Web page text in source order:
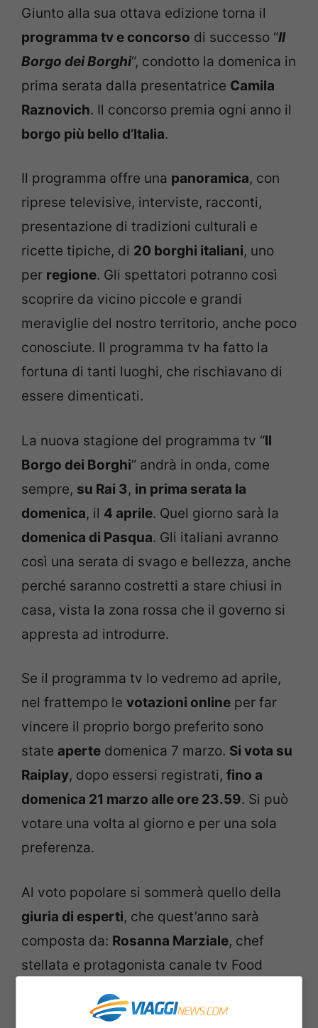
Giunto alla sua ottava edizione torna il
programma tv e concorso di successo “Il
Borgo dei Borghi“, condotto la domenica in
prima serata dalla presentatrice Camila
Raznovich. Il concorso premia ogni anno il
borgo più bello d’Italia.
Il programma offre una panoramica, con
riprese televisive, interviste, racconti,
presentazione di tradizioni culturali e
ricette tipiche, di 20 borghi italiani, uno
per regione. Gli spettatori potranno così
scoprire da vicino piccole e grandi
meraviglie del nostro territorio, anche poco
conosciute. Il programma tv ha fatto la
fortuna di tanti luoghi, che rischiavano di
essere dimenticati.
La nuova stagione del programma tv “Il
Borgo dei Borghi” andrà in onda, come
sempre, su Rai 3, in prima serata la
domenica, il 4 aprile. Quel giorno sarà la
domenica di Pasqua. Gli italiani avranno
così una serata di svago e bellezza, anche
perché saranno costretti a stare chiusi in
casa, vista la zona rossa che il governo si
appresta ad introdurre.
Se il programma tv lo vedremo ad aprile,
nel frattempo le votazioni online per far
vincere il proprio borgo preferito sono
state aperte domenica 7 marzo. Si vota su
Raiplay, dopo essersi registrati, fino a
domenica 21 marzo alle ore 23.59. Si può
votare una volta al giorno e per una sola
preferenza.
Al voto popolare si sommerà quello della
giuria di esperti, che quest’anno sarà
composta da: Rosanna Marziale, chef
stellata e protagonista canale tv Food
conduttore di “Sapiens” su Rai3;